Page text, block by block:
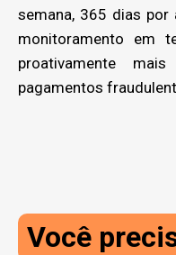
semana, 365 dias
monitoramento em
proativamente
pagamentos
Você